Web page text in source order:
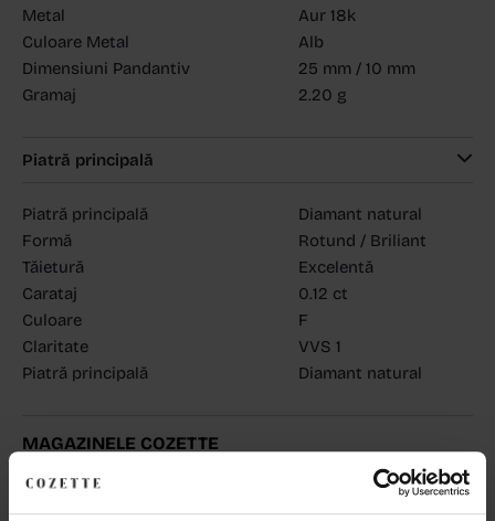
Metal
Aur 18k
Culoare Metal
Alb
Dimensiuni Pandantiv
25 mm / 10 mm
Gramaj
2.20 g
Piatră principală
Piatră principală
Diamant natural
Formă
Rotund / Briliant
Tăietură
Excelentă
Carataj
0.12 ct
Culoare
F
Claritate
VVS 1
Piatră principală
Diamant natural
MAGAZINELE COZETTE
COZETTE - Sediu central
Babilonia, Auchan Dr. Taberei, Bucuresti(vezi detalii)